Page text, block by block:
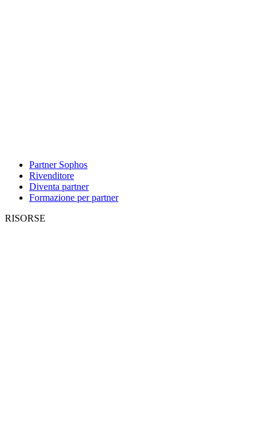
Partner Sophos
Rivenditore
Diventa partner
Formazione per partner
RISORSE